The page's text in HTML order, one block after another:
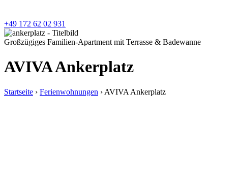
+49 172 62 02 931
Großzügiges Familien-Apartment mit Terrasse & Badewanne
AVIVA Ankerplatz
Startseite › Ferienwohnungen › AVIVA Ankerplatz